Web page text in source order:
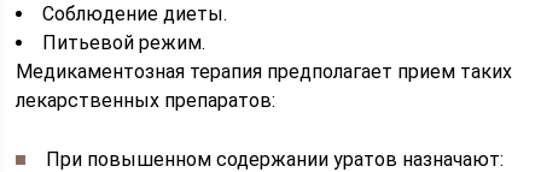
Соблюдение диеты.
Питьевой режим.
Медикаментозная терапия предполагает прием таких
лекарственных препаратов:
При повышенном содержании уратов назначают: